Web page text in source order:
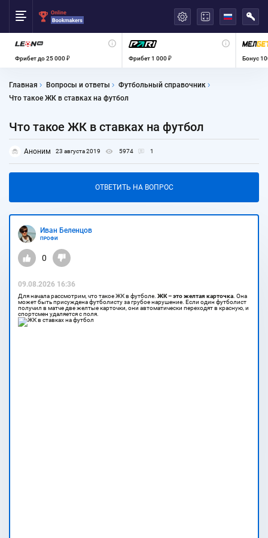
Фрибет до 25 000 ₽ Фрибет 1 000 ₽ Бонус
Главная Вопросы и ответы
Футбольный справочник
Что такое ЖК в ставках на футбол
Что такое ЖК в ставках на футбол
Аноним 23 августа 2019 5974 1
ОТВЕТИТЬ НА ВОПРОС
Иван Беленцов
ПРОФИ
0
09.08.2026 16:36
Для начала рассмотрим, что такое ЖК в футболе. ЖК – это желтая карточка. Она
может быть присуждена футболисту за грубое нарушение. Если один футболист
получил в матче две желтые карточки, они автоматически переходят в красную, и
спортсмен удаляется с поля.